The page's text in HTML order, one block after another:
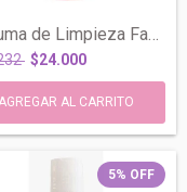
Espuma de Limpieza Facial Coral Desmaqui...
$24.000
5% OFF